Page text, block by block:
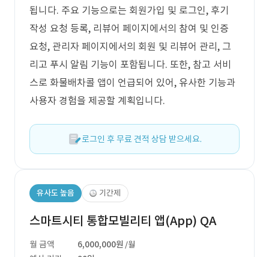
됩니다. 주요 기능으로는 회원가입 및 로그인, 후기
작성 요청 등록, 리뷰어 페이지에서의 참여 및 인증
요청, 관리자 페이지에서의 회원 및 리뷰어 관리, 그
리고 푸시 알림 기능이 포함됩니다. 또한, 참고 서비
스로 화물배차콜 앱이 언급되어 있어, 유사한 기능과
사용자 경험을 제공할 계획입니다.
로그인 후 무료 견적 상담 받으세요.
유사도 높음 기간제
스마트시티 통합모빌리티 앱(App) QA
월 금액 6,000,000원 /월